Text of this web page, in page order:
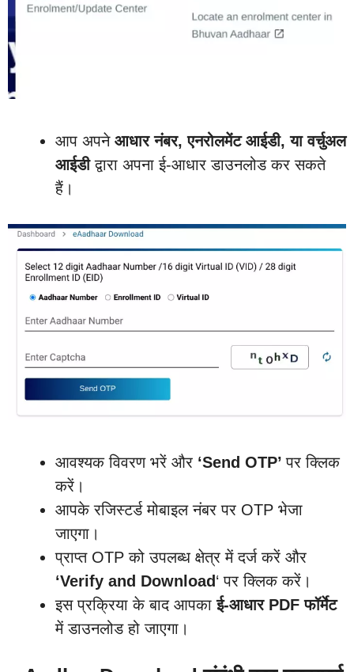
आप अपने आधार नंबर, एनरोलमेंट आईडी, या वर्चुअल
आईडीद्वारा अपना ई-आधार डाउनलोड कर सकते
हैं।
आवश्यक विवरण भरें और ‘Send OTP’पर क्लिक
करें।
आपके रजिस्टर्ड मोबाइल नंबर पर OTP भेजा
जाएगा।
प्राप्त OTP को उपलब्ध क्षेत्र में दर्ज करें और
‘Verify and Download ‘ पर क्लिक करें।
इस प्रक्रिया के बाद आपकाई-आधार PDF फॉर्मेट
में डाउनलोड हो जाएगा।